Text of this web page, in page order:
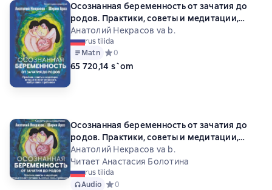
Осознанная беременность от зачатия до
родов. Практики, советы и медитации,
которые помогут установить особую связь
с ребенком
Анатолий Некрасов va b.
rus tilida
Matn Средний рейтинг 0 на основе 0 оценок
0
65 720,14 s`om
Осознанная беременность от зачатия до
родов. Практики, советы и медитации,
которые помогут установить особую связь
с ребенком
Анатолий Некрасов va b.
Читает Анастасия Болотина
rus tilida
Audio Средний рейтинг 0 на основе 0 оценок
0